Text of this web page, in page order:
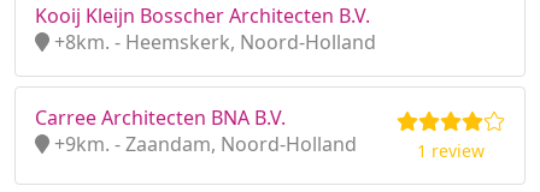
Kooij Kleijn Bosscher Architecten B.V.
+8km. - Heemskerk, Noord-Holland
Carree Architecten BNA B.V.
+9km. - Zaandam, Noord-Holland
1 review